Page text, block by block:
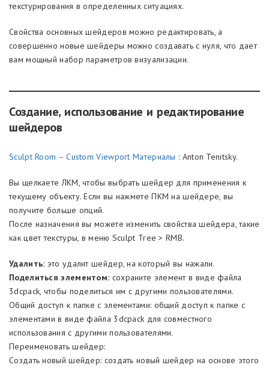
текстурирования в определенных ситуациях.
Свойства основных шейдеров можно редактировать, а
совершенно новые шейдеры можно создавать с нуля, что дает
вам мощный набор параметров визуализации.
Создание, использование и редактирование
шейдеров
Sculpt Room – Custom Viewport Материалы : Anton Tenitsky.
Вы щелкаете ЛКМ, чтобы выбрать шейдер для применения к
текущему объекту. Если вы нажмете ПКМ на шейдере, вы
получите больше опций.
После назначения вы можете изменить свойства шейдера, такие
как цвет текстуры, в меню Sculpt Tree > RMB.
Удалить: это удалит шейдер, на который вы нажали.
Поделиться элементом: сохраните элемент в виде файла
3dcpack, чтобы поделиться им с другими пользователями.
Общий доступ к папке с элементами: общий доступ к папке с
элементами в виде файла 3dcpack для совместного
использования с другими пользователями.
Переименовать шейдер:
Создать новый шейдер: создать новый шейдер на основе этого